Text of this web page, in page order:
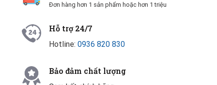
Đơn hàng hơn 1 sản phẩm hoặc hơn 1 triệu
Hỗ trợ 24/7
Hotline: 0936 820 830
Bảo đảm chất lượng